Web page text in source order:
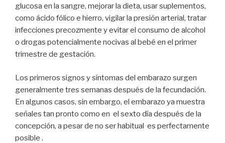
glucosa en la sangre, mejorar la dieta, usar suplementos,
como ácido fólico e hierro, vigilar la presión arterial, tratar
infecciones precozmente y evitar el consumo de alcohol
o drogas potencialmente nocivas al bebé en el primer
trimestre de gestación.
Los primeros signos y síntomas del embarazo surgen
generalmente tres semanas después de la fecundación.
En algunos casos, sin embargo, el embarazo ya muestra
señales tan pronto como en el sexto día después de la
concepción, a pesar de no ser habitual es perfectamente
posible .